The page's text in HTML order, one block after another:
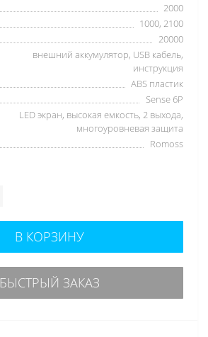
2000
1000, 2100
20000
внешний аккумулятор, USB кабель,
инструкция
ABS пластик
Sense 6P
LED экран, высокая емкость, 2 выхода,
многоуровневая защита
Romoss
В КОРЗИНУ
БЫСТРЫЙ ЗАКАЗ